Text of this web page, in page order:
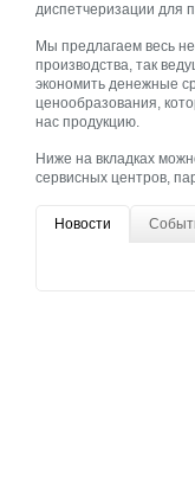
диспетчеризации для
Мы предлагаем весь
производства, так
экономить денежные
ценообразования,
нас продукцию.
Ниже на вкладках
сервисных центров,
Новости